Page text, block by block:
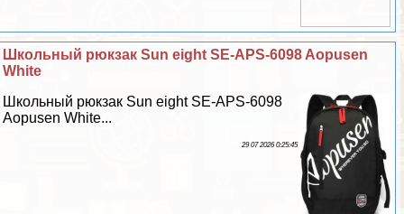
Школьный рюкзак Sun eight SE-APS-6098 Aopusen
White
Школьный рюкзак Sun eight SE-APS-6098
Aopusen White...
29 07 2026 0:25:45